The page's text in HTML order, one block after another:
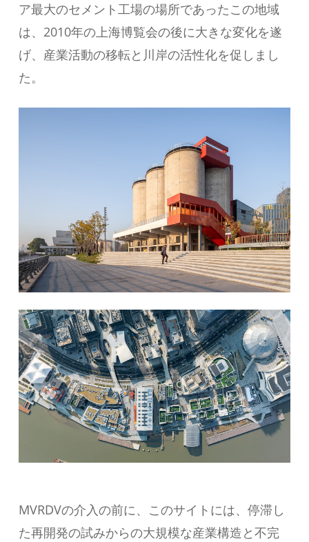
ア最大のセメント工場の場所であったこの地域
は、2010年の上海博覧会の後に大きな変化を遂
げ、産業活動の移転と川岸の活性化を促しまし
た。
MVRDVの介入の前に、このサイトには、停滞し
た再開発の試みからの大規模な産業構造と不完